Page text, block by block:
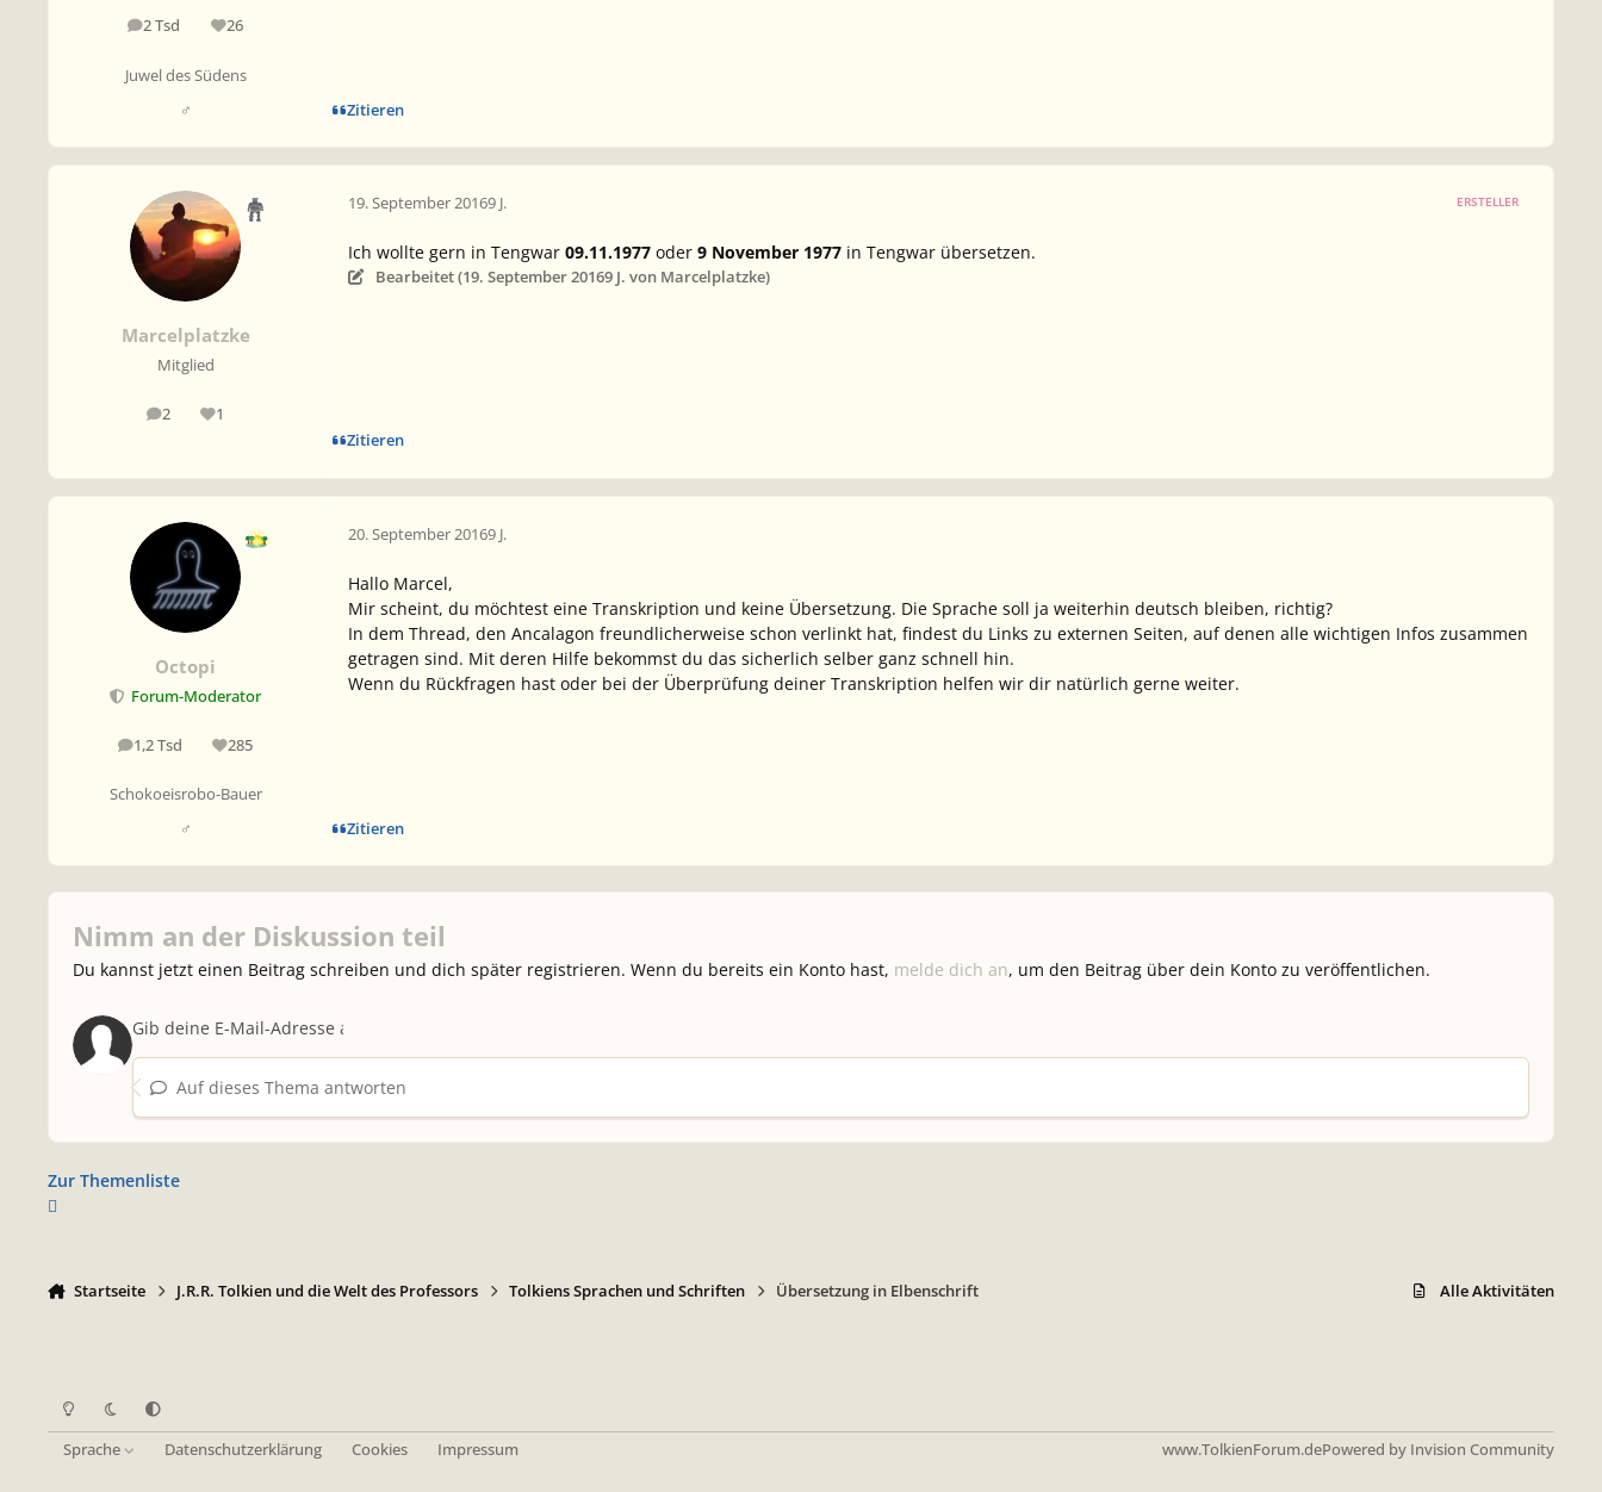
2 Tsd
Beiträge 26
Reputation
Juwel des Südens
♂
Zitieren
Marcelplatzke
Mitglied
2
Beiträge1
Reputation
19. September 20169 J. ERSTELLER
Ich wollte gern in Tengwar 09.11.1977 oder 9 November 1977 in Tengwar übersetzen.
Bearbeitet (19. September 20169 J. von Marcelplatzke)
Zitieren
Octopi
Forum-Moderator
1,2 Tsd
Beiträge 285
Reputation
Schokoeisrobo-Bauer
♂
20. September 20169 J.
Hallo Marcel,
Mir scheint, du möchtest eine Transkription und keine Übersetzung. Die Sprache soll ja weiterhin deutsch bleiben, richtig?
In dem Thread, den Ancalagon freundlicherweise schon verlinkt hat, findest du Links zu externen Seiten, auf denen alle wichtigen Infos zusammen
getragen sind. Mit deren Hilfe bekommst du das sicherlich selber ganz schnell hin.
Wenn du Rückfragen hast oder bei der Überprüfung deiner Transkription helfen wir dir natürlich gerne weiter.
Zitieren
Nimm an der Diskussion teil
Du kannst jetzt einen Beitrag schreiben und dich später registrieren. Wenn du bereits ein Konto hast, melde dich an, um den Beitrag über dein Konto zu veröffentlichen.
Auf dieses Thema antworten
Zur Themenliste
Startseite J.R.R. Tolkien und die Welt des Professors Tolkiens Sprachen und Schriften Übersetzung in Elbenschrift Alle Aktivitäten
Heller ModusDunkler Modus
Systemeinstellung
Sprache Datenschutzerklärung Cookies Impressum www.TolkienForum.dePowered by Invision Community